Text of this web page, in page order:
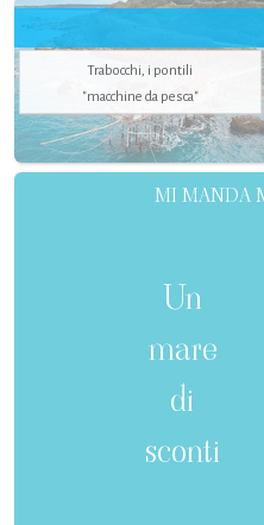
Trabocchi, i pontili
"macchine da pesca"
MI MANDA
Un
mare
di
sconti